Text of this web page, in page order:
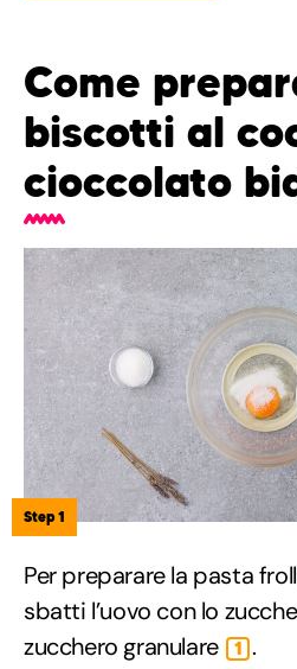
Come
biscotti al
cioccolato
Step 1
Per preparare la pasta
sbatti l’uovo con lo
zucchero granulare
1 .